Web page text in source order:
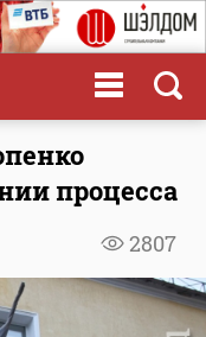
процесса
2807